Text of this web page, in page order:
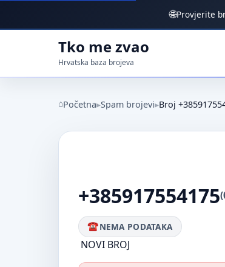
🌐Provjerite
Tko me zvao
Hrvatska baza brojeva
Početna Spam brojevi Broj
+385917554175
NEMA PODATAKA
NOVI BROJ